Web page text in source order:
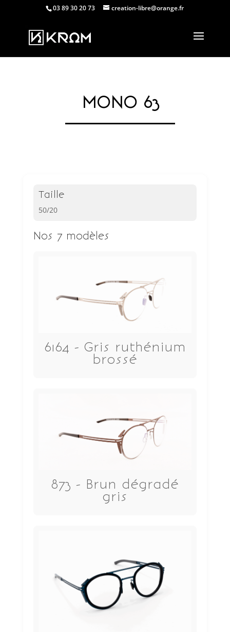
03 89 30 20 73 creation-libre@orange.fr
MONO 63
Taille
50/20
Nos 7 modèles
6164 - Gris ruthénium
brossé
873 - Brun dégradé
gris